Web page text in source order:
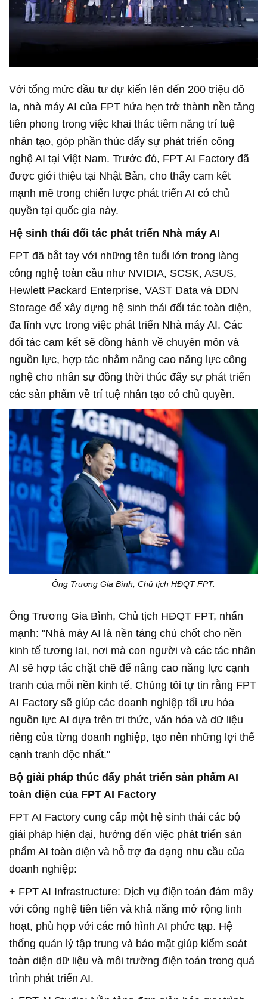
Với tổng mức đầu tư dự kiến lên đến 200 triệu đô
la, nhà máy AI của FPT hứa hẹn trở thành nền tảng
tiên phong trong việc khai thác tiềm năng trí tuệ
nhân tạo, góp phần thúc đẩy sự phát triển công
nghệ AI tại Việt Nam. Trước đó, FPT AI Factory đã
được giới thiệu tại Nhật Bản, cho thấy cam kết
mạnh mẽ trong chiến lược phát triển AI có chủ
quyền tại quốc gia này.
Hệ sinh thái đối tác phát triển Nhà máy AI
FPT đã bắt tay với những tên tuổi lớn trong làng
công nghệ toàn cầu như NVIDIA, SCSK, ASUS,
Hewlett Packard Enterprise, VAST Data và DDN
Storage để xây dựng hệ sinh thái đối tác toàn diện,
đa lĩnh vực trong việc phát triển Nhà máy AI. Các
đối tác cam kết sẽ đồng hành về chuyên môn và
nguồn lực, hợp tác nhằm nâng cao năng lực công
nghệ cho nhân sự đồng thời thúc đẩy sự phát triển
các sản phẩm về trí tuệ nhân tạo có chủ quyền.
Ông Trương Gia Bình, Chủ tịch HĐQT FPT.
Ông Trương Gia Bình, Chủ tịch HĐQT FPT, nhấn
mạnh: "Nhà máy AI là nền tảng chủ chốt cho nền
kinh tế tương lai, nơi mà con người và các tác nhân
AI sẽ hợp tác chặt chẽ để nâng cao năng lực cạnh
tranh của mỗi nền kinh tế. Chúng tôi tự tin rằng FPT
AI Factory sẽ giúp các doanh nghiệp tối ưu hóa
nguồn lực AI dựa trên tri thức, văn hóa và dữ liệu
riêng của từng doanh nghiệp, tạo nên những lợi thế
cạnh tranh độc nhất."
Bộ giải pháp thúc đẩy phát triển sản phẩm AI
toàn diện của FPT AI Factory
FPT AI Factory cung cấp một hệ sinh thái các bộ
giải pháp hiện đại, hướng đến việc phát triển sản
phẩm AI toàn diện và hỗ trợ đa dạng nhu cầu của
doanh nghiệp:
+ FPT AI Infrastructure: Dịch vụ điện toán đám mây
với công nghệ tiên tiến và khả năng mở rộng linh
hoạt, phù hợp với các mô hình AI phức tạp. Hệ
thống quản lý tập trung và bảo mật giúp kiểm soát
toàn diện dữ liệu và môi trường điện toán trong quá
trình phát triển AI.